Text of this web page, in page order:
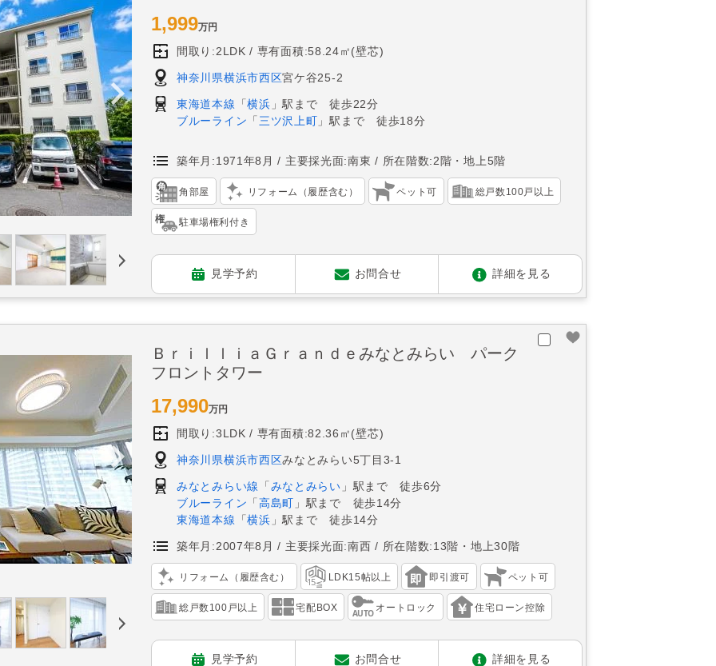
1,999万円
間取り:2LDK 専有面積:58.24㎡(壁芯)
神奈川県横浜市西区宮ケ谷25-2
東海道本線 「横浜 」駅まで 徒歩22分
ブルーライン 「 三ツ沢上町 」駅まで 徒歩18分
築年月:1971年8月 主要採光面:南東 所在階数:2階・地上5階
角部屋 リフォーム（履歴含む） ペット可 総戸数100戸以上
駐車場権利付き
見学予約 お問合せ 詳細を見る
ＢｒｉｌｌｉａＧｒａｎｄｅみなとみらい パーク
フロントタワー
17,990万円
間取り:3LDK 専有面積:82.36㎡(壁芯)
神奈川県横浜市西区みなとみらい5丁目3-1
みなとみらい線 「 みなとみらい 」駅まで 徒歩6分
ブルーライン 「 高島町 」駅まで 徒歩14分
東海道本線 「横浜 」駅まで 徒歩14分
築年月:2007年8月 主要採光面:南西 所在階数:13階・地上30階
リフォーム（履歴含む） LDK15帖以上 即引渡可 ペット可
総戸数100戸以上 宅配BOX オートロック 住宅ローン控除
見学予約 お問合せ 詳細を見る